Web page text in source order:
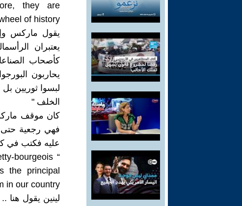
they are
of history"
يقول ماركس
يعتبران
كأصحاب
يحاربون
لبسوا ثوريين
الخلف "
كان موقف ماركس
عليه فكتب في
bourgeois
the principal
our country.”.
لينين يقول هنا